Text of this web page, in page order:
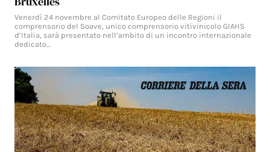
Venerdì 24 novembre al Comitato Europeo delle Regioni il
comprensorio del Soave, unico comprensorio vitivinicolo GIAHS
d’Italia, sarà presentato nell’ambito di un incontro internazionale
dedicato…